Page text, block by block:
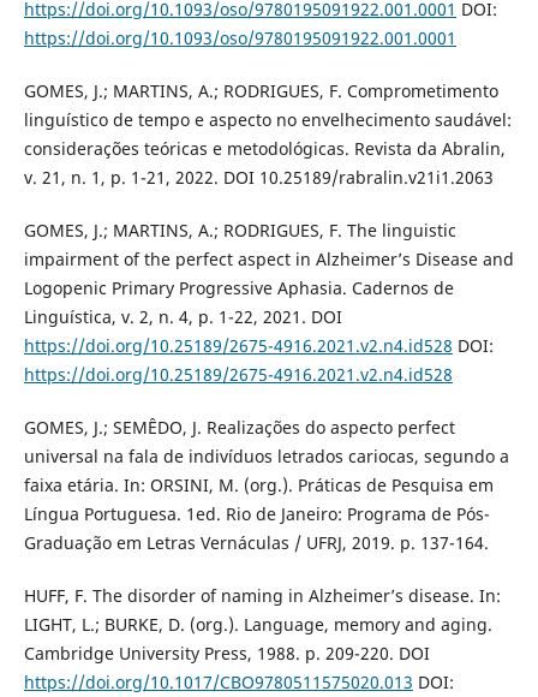
https://doi.org/10.1093/oso/9780195091922.001.0001 DOI:
https://doi.org/10.1093/oso/9780195091922.001.0001
GOMES, J.; MARTINS, A.; RODRIGUES, F. Comprometimento
linguístico de tempo e aspecto no envelhecimento saudável:
considerações teóricas e metodológicas. Revista da Abralin,
v. 21, n. 1, p. 1-21, 2022. DOI 10.25189/rabralin.v21i1.2063
GOMES, J.; MARTINS, A.; RODRIGUES, F. The linguistic
impairment of the perfect aspect in Alzheimer’s Disease and
Logopenic Primary Progressive Aphasia. Cadernos de
Linguística, v. 2, n. 4, p. 1-22, 2021. DOI
https://doi.org/10.25189/2675-4916.2021.v2.n4.id528 DOI:
https://doi.org/10.25189/2675-4916.2021.v2.n4.id528
GOMES, J.; SEMÊDO, J. Realizações do aspecto perfect
universal na fala de indivíduos letrados cariocas, segundo a
faixa etária. In: ORSINI, M. (org.). Práticas de Pesquisa em
Língua Portuguesa. 1ed. Rio de Janeiro: Programa de Pós-
Graduação em Letras Vernáculas / UFRJ, 2019. p. 137-164.
HUFF, F. The disorder of naming in Alzheimer’s disease. In:
LIGHT, L.; BURKE, D. (org.). Language, memory and aging.
Cambridge University Press, 1988. p. 209-220. DOI
https://doi.org/10.1017/CBO9780511575020.013 DOI: